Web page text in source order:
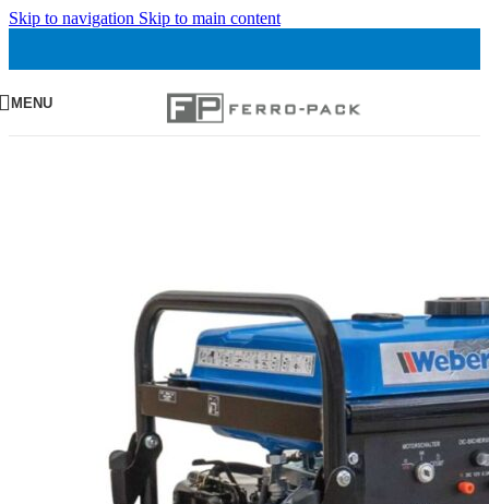
Skip to navigation Skip to main content
MENU